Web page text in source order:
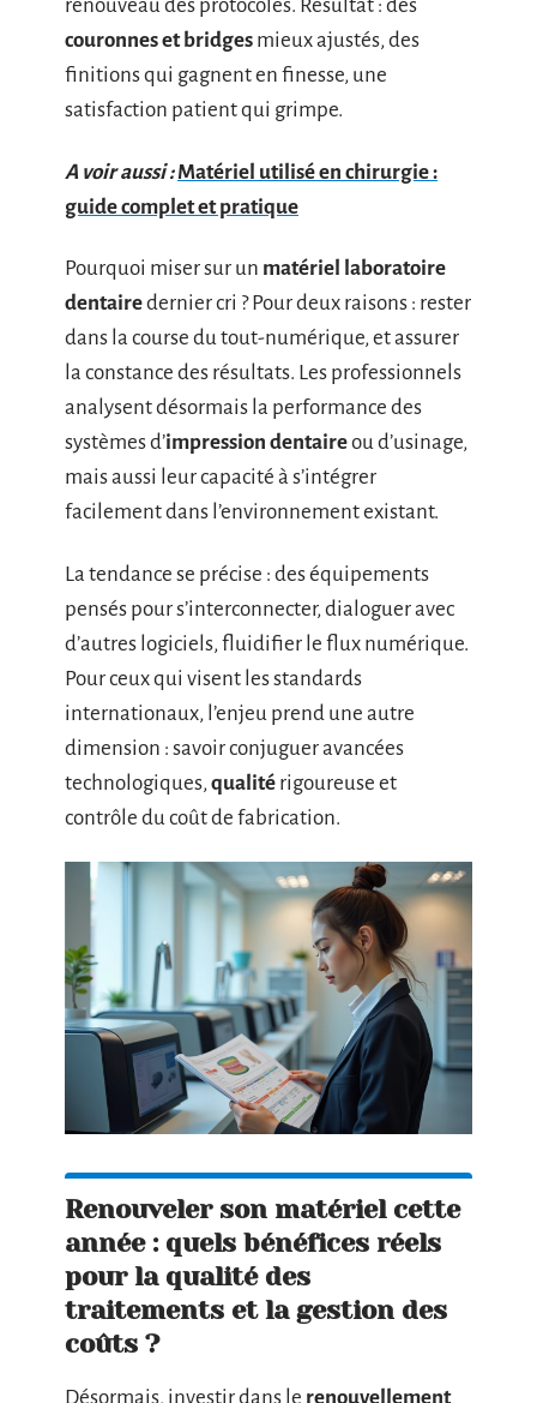
renouveau des protocoles. Résultat : des
couronnes et bridges mieux ajustés, des
finitions qui gagnent en finesse, une
satisfaction patient qui grimpe.
A voir aussi : Matériel utilisé en chirurgie :
guide complet et pratique
Pourquoi miser sur un matériel laboratoire
dentairedernier cri ? Pour deux raisons : rester
dans la course du tout-numérique, et assurer
la constance des résultats. Les professionnels
analysent désormais la performance des
systèmes d’impression dentaireou d’usinage,
mais aussi leur capacité à s’intégrer
facilement dans l’environnement existant.
La tendance se précise : des équipements
pensés pour s’interconnecter, dialoguer avec
d’autres logiciels, fluidifier le flux numérique.
Pour ceux qui visent les standards
internationaux, l’enjeu prend une autre
dimension : savoir conjuguer avancées
technologiques, qualité rigoureuse et
contrôle du coût de fabrication.
Renouveler son matériel cette
année : quels bénéfices réels
pour la qualité des
traitements et la gestion des
coûts ?
Désormais, investir dans le renouvellement